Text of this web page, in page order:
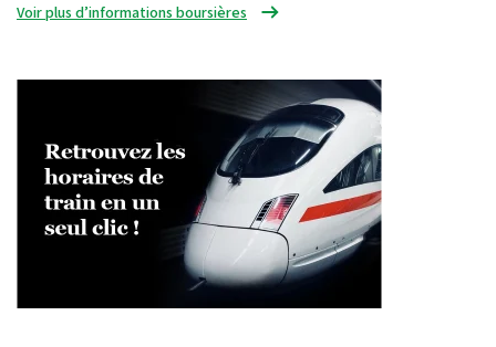
Voir plus d’informations boursières